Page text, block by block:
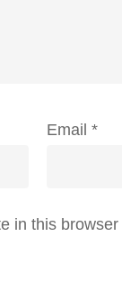
Email *
in this